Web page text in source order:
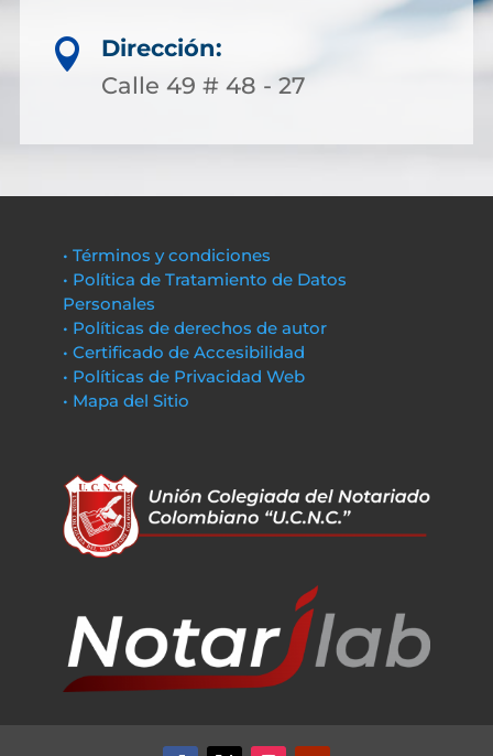

Dirección:
Calle 49 # 48 - 27
• Términos y condiciones
• Política de Tratamiento de Datos
Personales
• Políticas de derechos de autor
• Certificado de Accesibilidad
• Políticas de Privacidad Web
• Mapa del Sitio